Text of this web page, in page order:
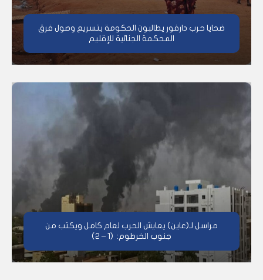
ضحايا حرب دارفور يطالبون الحكومة بتسريع وصول فرق
المحكمة الجنائية للإقليم
مراسل لـ(عاين) يعايش الحرب لعام كامل ويكتب من
جنوب الخرطوم: (1 – 2)